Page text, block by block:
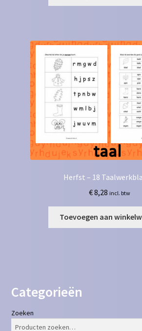
Herfst – 18
€8,28 incl. btw
Toevoegen aan
Categorieën
Zoeken